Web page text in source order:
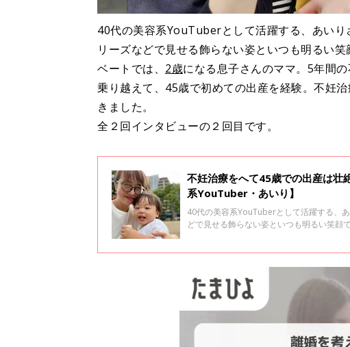
40代の美容系YouTuberとして活躍する、あい
リーズなどで見せる飾らない姿といつも明るい
ベートでは、 2歳になる息子さんのママ。5年間
乗り越えて、45歳で初めての出産を経験。不妊
きました。
全２回インタビューの２回目です。
不妊治療をへて45歳での出産は
系YouTuber・あいり】
40代の美容系YouTuberとして活躍する、
どで見せる飾らない姿といつも明るい笑顔